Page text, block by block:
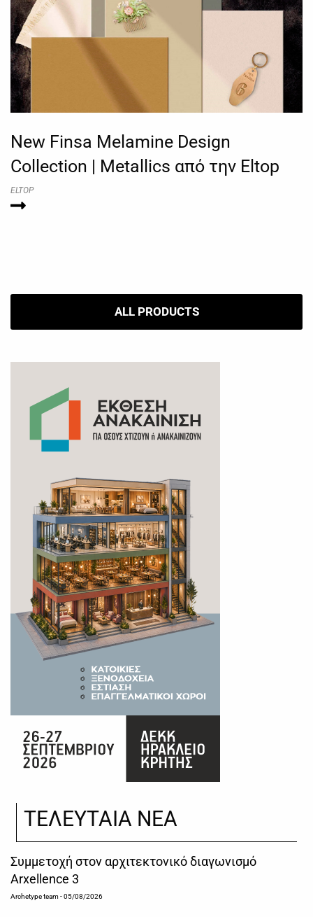
New Finsa Melamine Design
Collection | Metallics από την Eltop
ELTOP
ALL PRODUCTS
ΤΕΛΕΥΤΑΙΑ ΝΕΑ
Συμμετοχή στον αρχιτεκτονικό διαγωνισμό
Arxellence 3
Archetype team- 05/08/2026